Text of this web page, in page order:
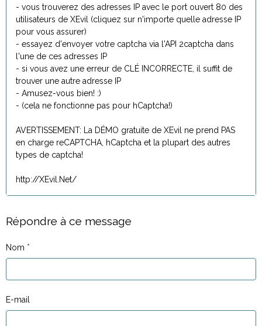
- vous trouverez des adresses IP avec le port ouvert 80 des
utilisateurs de XEvil (cliquez sur n'importe quelle adresse IP
pour vous assurer)
- essayez d'envoyer votre captcha via l'API 2captcha dans
l'une de ces adresses IP
- si vous avez une erreur de CLÉ INCORRECTE, il suffit de
trouver une autre adresse IP
- Amusez-vous bien! :)
- (cela ne fonctionne pas pour hCaptcha!)
AVERTISSEMENT: La DÉMO gratuite de XEvil ne prend PAS
en charge reCAPTCHA, hCaptcha et la plupart des autres
types de captcha!
http://XEvil.Net/
Répondre à ce message
Nom
E-mail